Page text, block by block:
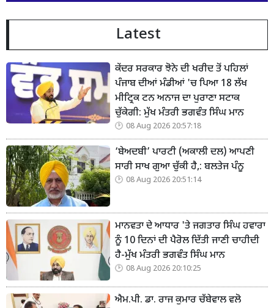
Latest
ਕੇਂਦਰ ਸਰਕਾਰ ਝੋਨੇ ਦੀ ਖਰੀਦ ਤੋਂ ਪਹਿਲਾਂ
ਪੰਜਾਬ ਦੀਆਂ ਮੰਡੀਆਂ 'ਚ ਪਿਆ 18 ਲੱਖ
ਮੀਟ੍ਰਿਕ ਟਨ ਅਨਾਜ ਦਾ ਪੁਰਾਣਾ ਸਟਾਕ
ਚੁੱਕੇਗੀ: ਮੁੱਖ ਮੰਤਰੀ ਭਗਵੰਤ ਸਿੰਘ ਮਾਨ
08 Aug 2026 20:57:18
‘ਬੇਅਦਬੀ’ ਪਾਰਟੀ (ਅਕਾਲੀ ਦਲ) ਆਪਣੀ
ਸਾਰੀ ਸਾਖ ਗੁਆ ਚੁੱਕੀ ਹੈ,: ਬਲਤੇਜ ਪੰਨੂ
08 Aug 2026 20:51:14
ਮਾਨਵਤਾ ਦੇ ਆਧਾਰ 'ਤੇ ਜਗਤਾਰ ਸਿੰਘ ਹਵਾਰਾ
ਨੂੰ 10 ਦਿਨਾਂ ਦੀ ਪੈਰੋਲ ਦਿੱਤੀ ਜਾਣੀ ਚਾਹੀਦੀ
ਹੈ-ਮੁੱਖ ਮੰਤਰੀ ਭਗਵੰਤ ਸਿੰਘ ਮਾਨ
08 Aug 2026 20:10:25
ਐਮ.ਪੀ. ਡਾ. ਰਾਜ ਕੁਮਾਰ ਚੱਬੇਵਾਲ ਵਲੋ